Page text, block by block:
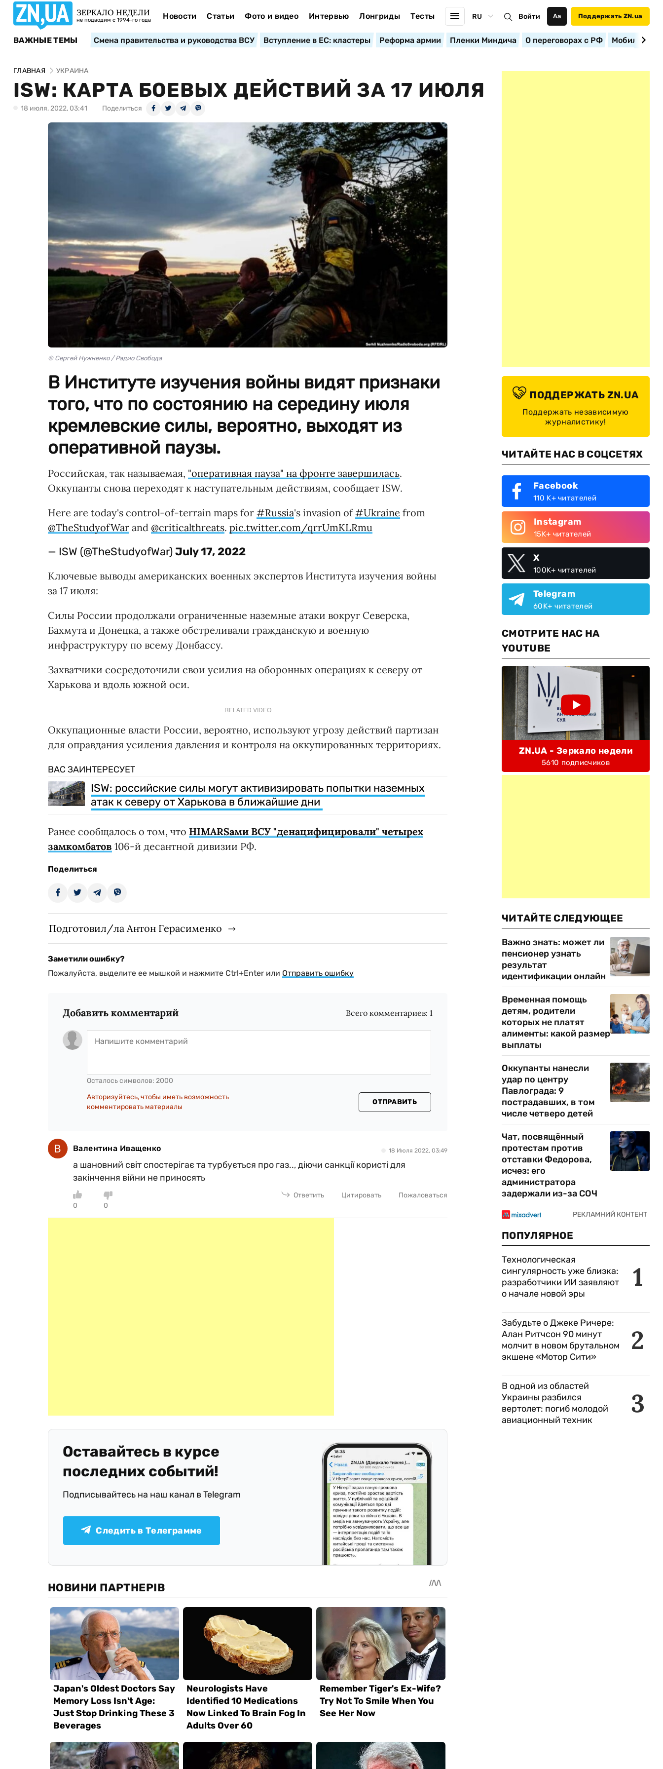
ЗЕРКАЛО НЕДЕЛИ
не подводим с 1994-го года Новости Статьи Фото и видео Интервью Лонгриды Тесты RU Войти Аа Поддержать ZN.ua
ВАЖНЫЕ ТЕМЫ Смена правительства и руководства ВСУ Вступление в ЕС: кластеры Реформа армии Пленки Миндича О переговорах с РФ
ГЛАВНАЯ УКРАИНА
ISW: КАРТА БОЕВЫХ ДЕЙСТВИЙ ЗА 17 ИЮЛЯ
18 июля, 2022, 03:41 Поделиться
© Сергей Нужненко / Радио Свобода
В Институте изучения войны видят признаки
того, что по состоянию на середину июля
кремлевские силы, вероятно, выходят из
оперативной паузы.
Российская, так называемая, "оперативная пауза" на фронте завершилась.
Оккупанты снова переходят к наступательным действиям, сообщает ISW.
Here are today's control-of-terrain maps for #Russia's invasion of#Ukraine from
@TheStudyofWar and @criticalthreats. pic.twitter.com/qrrUmKLRmu
— ISW (@TheStudyofWar)July 17, 2022
Ключевые выводы американских военных экспертов Института изучения войны
за 17 июля:
Силы России продолжали ограниченные наземные атаки вокруг Северска,
Бахмута и Донецка, а также обстреливали гражданскую и военную
инфраструктуру по всему Донбассу.
Захватчики сосредоточили свои усилия на оборонных операциях к северу от
Харькова и вдоль южной оси.
RELATED VIDEO
Оккупационные власти России, вероятно, используют угрозу действий партизан
для оправдания усиления давления и контроля на оккупированных территориях.
ВАС ЗАИНТЕРЕСУЕТ
ISW: российские силы могут активизировать попытки наземных
атак к северу от Харькова в ближайшие дни
Ранее сообщалось о том, что HIMARSами ВСУ "денацифицировали" четырех
замкомбатов 106-й десантной дивизии РФ.
Поделиться
Подготовил/ла Антон Герасименко
Заметили ошибку?
Пожалуйста, выделите ее мышкой и нажмите Ctrl+Enter или Отправить ошибку
Добавить комментарий Всего комментариев:1
Осталось символов: 2000
Авторизуйтесь, чтобы иметь возможность
комментировать материалы
ОТПРАВИТЬ
Валентина Иващенко 18 Июля 2022, 03:49
а шановний світ спостерігає та турбується про газ.., діючи санкції користі для
закінчення війни не приносять
0 0
Ответить Цитировать Пожаловаться
Оставайтесь в курсе
последних событий!
Подписывайтесь на наш канал в Telegram
Следить в Телеграмме
ПОДДЕРЖАТЬ ZN.UA
Поддержать независимую
журналистику!
ЧИТАЙТЕ НАС В СОЦСЕТЯХ
Facebook
110 K+ читателей
Instagram
15K+ читателей
X
100K+ читателей
Telegram
60K+ читателей
СМОТРИТЕ НАС НА
YOUTUBE
ZN.UA - Зеркало недели
5610 подписчиков
ЧИТАЙТЕ СЛЕДУЮЩЕЕ
Важно знать: может ли
пенсионер узнать
результат
идентификации онлайн
Временная помощь
детям, родители
которых не платят
алименты: какой размер
выплаты
Оккупанты нанесли
удар по центру
Павлограда: 9
пострадавших, в том
числе четверо детей
Чат, посвящённый
протестам против
отставки Федорова,
исчез: его
администратора
задержали из-за СОЧ
ПОПУЛЯРНОЕ
1
Технологическая
сингулярность уже близка:
разработчики ИИ заявляют
о начале новой эры
2
Забудьте о Джеке Ричере:
Алан Ритчсон 90 минут
молчит в новом брутальном
экшене «Мотор Сити»
3
В одной из областей
Украины разбился
вертолет: погиб молодой
авиационный техник